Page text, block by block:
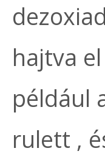
hajtva
például
rulett ,